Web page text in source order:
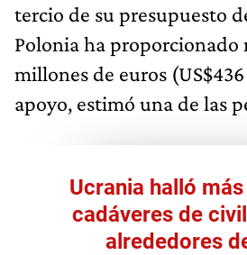
tercio de su presupuesto
Polonia ha proporcionado
millones de euros
apoyo, estimó una de las
Ucrania halló
cadáveres de
alrededores